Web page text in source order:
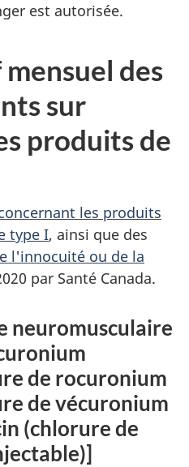
est autorisée.
des
sur
produits de
les produits
type I, ainsi que des
l'innocuité ou de la
par Santé Canada.
neuromusculaire
de rocuronium
de vécuronium
(chlorure de